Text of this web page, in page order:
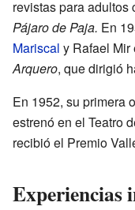
revistas para adultos
Pájaro de Paja. En
Mariscal y Rafael Mir
Arquero, que dirigió
En 1952, su primera
estrenó en el Teatro
recibió el Premio
Experiencias